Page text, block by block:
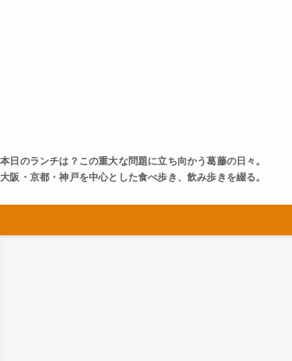
本日のランチは？この重大な問題に立ち向かう葛藤の日々。
大阪・京都・神戸を中心とした食べ歩き、飲み歩きを綴る。